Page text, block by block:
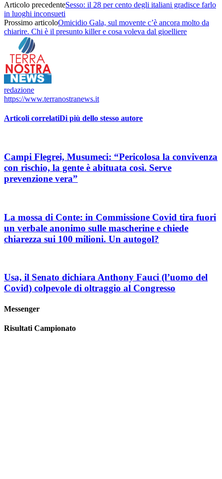
Articolo precedenteSesso: il 28 per cento degli italiani gradisce farlo
in luoghi inconsueti
Prossimo articoloOmicidio Gala, sul movente c’è ancora molto da
chiarire. Chi è il presunto killer e cosa voleva dal gioelliere
redazione
https://www.terranostranews.it
Articoli correlatiDi più dello stesso autore
Campi Flegrei, Musumeci: “Pericolosa la convivenza
con rischio, la gente è abituata così. Serve
prevenzione vera”
La mossa di Conte: in Commissione Covid tira fuori
un verbale anonimo sulle mascherine e chiede
chiarezza sui 100 milioni. Un autogol?
Usa, il Senato dichiara Anthony Fauci (l’uomo del
Covid) colpevole di oltraggio al Congresso
Messenger
Risultati Campionato